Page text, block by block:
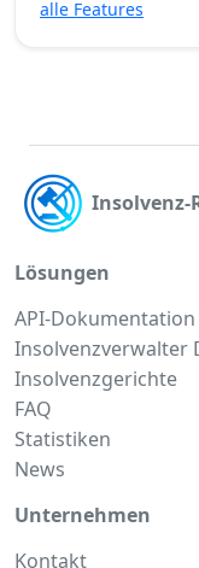
alle Features
Insolvenz-
Lösungen
API-Dokumentation
Insolvenzverwalter
Insolvenzgerichte
FAQ
Statistiken
News
Unternehmen
Kontakt